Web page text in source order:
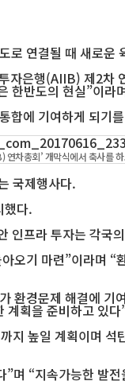
연결될 때 새로운
자은행(AIIB) 제2
한반도의 현실”이라
합에 기여하게 되기
연차총회’ 개막식에서 축사를
국제행사다.
했다.
인프라 투자는 각
오기 마련”이라며
환경문제 해결에
계획을 준비하고 있
높일 계획이며
며 “지속가능한